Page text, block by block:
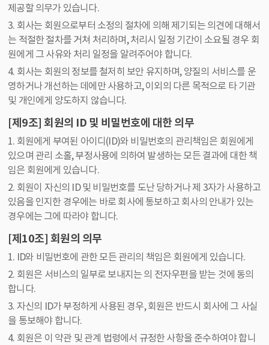
제공할 의무가 있습니다.
3. 회사는 회원으로부터 소정의 절차에 의해 제기되는 의견에 대해서
는 적절한 절차를 거쳐 처리하며, 처리시 일정 기간이 소요될 경우 회
원에게 그 사유와 처리 일정을 알려주어야 합니다.
4. 회사는 회원의 정보를 철저히 보안 유지하며, 양질의 서비스를 운
영하거나 개선하는 데에만 사용하고, 이외의 다른 목적으로 타 기관
및 개인에게 양도하지 않습니다.
[제9조] 회원의 ID 및 비밀번호에 대한 의무
1. 회원에게 부여된 아이디(ID)와 비밀번호의 관리책임은 회원에게
있으며 관리 소홀, 부정사용에 의하여 발생하는 모든 결과에 대한 책
임은 회원에게 있습니다.
2. 회원이 자신의 ID 및 비밀번호를 도난 당하거나 제 3자가 사용하고
있음을 인지한 경우에는 바로 회사에 통보하고 회사의 안내가 있는
경우에는 그에 따라야 합니다.
[제10조] 회원의 의무
1. ID와 비밀번호에 관한 모든 관리의 책임은 회원에게 있습니다.
2. 회원은 서비스의 일부로 보내지는 의 전자우편을 받는 것에 동의
합니다.
3. 자신의 ID가 부정하게 사용된 경우, 회원은 반드시 회사에 그 사실
을 통보해야 합니다.
4. 회원은 이 약관 및 관계 법령에서 규정한 사항을 준수하여야 합니